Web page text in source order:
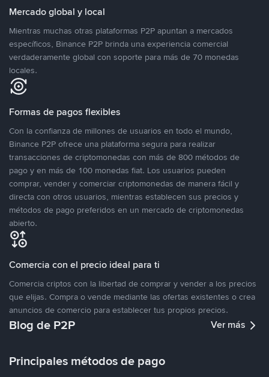
Mercado global y local
Mientras muchas otras plataformas P2P apuntan a mercados
específicos, Binance P2P brinda una experiencia comercial
verdaderamente global con soporte para más de 70 monedas
locales.
Formas de pagos flexibles
Con la confianza de millones de usuarios en todo el mundo,
Binance P2P ofrece una plataforma segura para realizar
transacciones de criptomonedas con más de 800 métodos de
pago y en más de 100 monedas fiat. Los usuarios pueden
comprar, vender y comerciar criptomonedas de manera fácil y
directa con otros usuarios, mientras establecen sus precios y
métodos de pago preferidos en un mercado de criptomonedas
abierto.
Comercia con el precio ideal para ti
Comercia criptos con la libertad de comprar y vender a los precios
que elijas. Compra o vende mediante las ofertas existentes o crea
anuncios de comercio para establecer tus propios precios.
Blog de P2P Ver más
Principales métodos de pago